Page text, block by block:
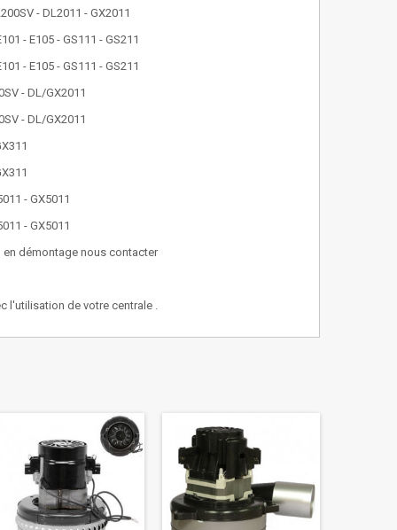
- DL2011 - GX2011
- E105 - GS111 - GS211
- E105 - GS111 - GS211
- DL/GX2011
- DL/GX2011
- GX5011
- GX5011
en démontage nous contacter
l'utilisation de votre centrale .